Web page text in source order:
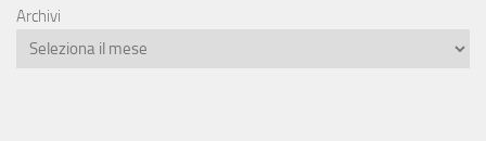
Archivi